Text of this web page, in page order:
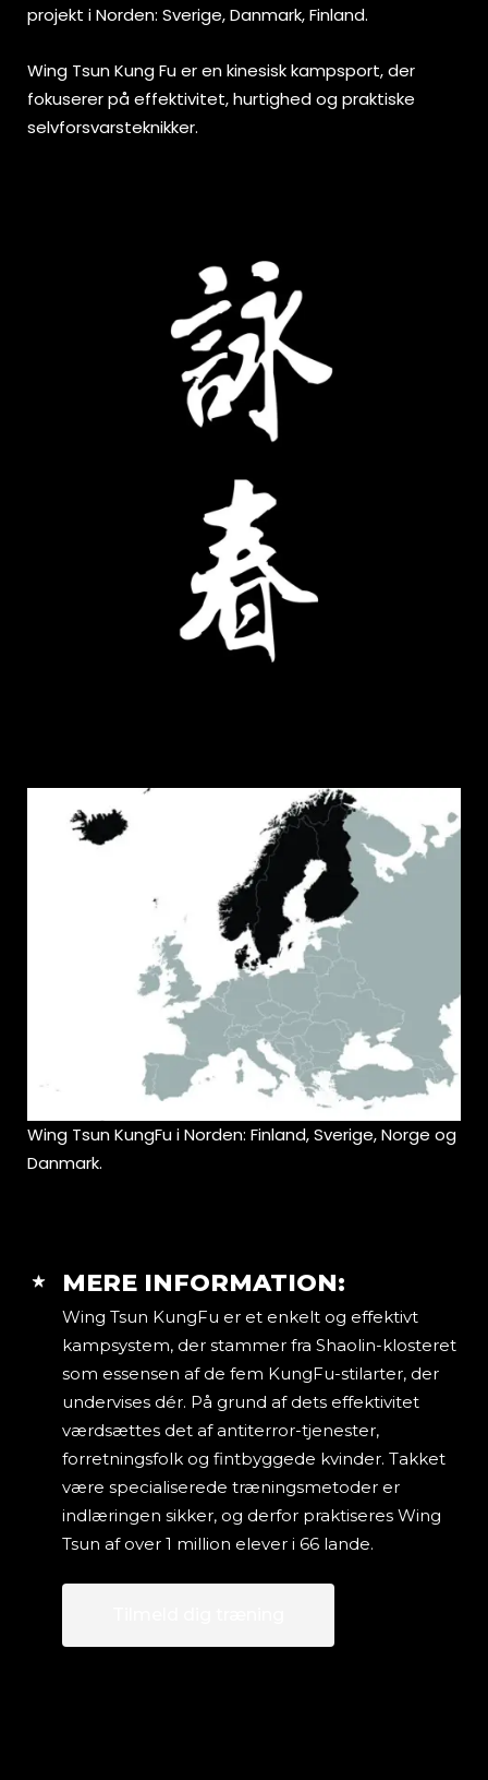
projekt i Norden: Sverige, Danmark, Finland.
Wing Tsun Kung Fu er en kinesisk kampsport, der
fokuserer på effektivitet, hurtighed og praktiske
selvforsvarsteknikker.
Wing Tsun KungFu i Norden: Finland, Sverige, Norge og
Danmark.
MERE INFORMATION:
Wing Tsun KungFu er et enkelt og effektivt
kampsystem, der stammer fra Shaolin-klosteret
som essensen af de fem KungFu-stilarter, der
undervises dér. På grund af dets effektivitet
værdsættes det af antiterror-tjenester,
forretningsfolk og fintbyggede kvinder. Takket
være specialiserede træningsmetoder er
indlæringen sikker, og derfor praktiseres Wing
Tsun af over 1 million elever i 66 lande.